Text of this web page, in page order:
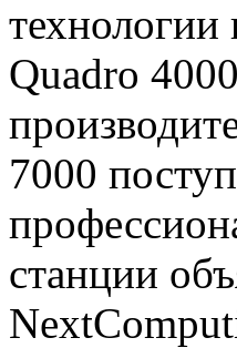
Quadro
7000
станции